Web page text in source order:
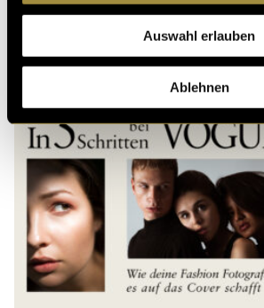
Auswahl erlauben
Ablehnen